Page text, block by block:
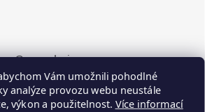
Vám umožnili pohodlné
analýze provozu webu neustále
výkon a použitelnost. Více informací
@rynesdesign.cz